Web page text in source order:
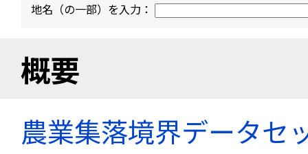
地名（の一部）を入力：
概要
農業集落境界データセ